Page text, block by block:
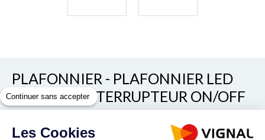
PLAFONNIER - PLAFONNIER LED
12/24 V + INTERRUPTEUR ON/OFF
REF. 66PLAF75
Continuer sans accepter
Les Cookies